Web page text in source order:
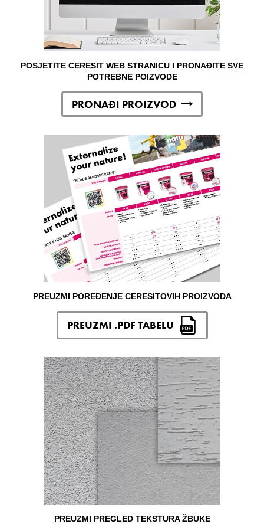
POSJETITE CERESIT WEB STRANICU I PRONAĐITE SVE
POTREBNE POIZVODE
PRONAĐI PROIZVOD
PREUZMI POREĐENJE CERESITOVIH PROIZVODA
PREUZMI .PDF TABELU
PREUZMI PREGLED TEKSTURA ŽBUKE